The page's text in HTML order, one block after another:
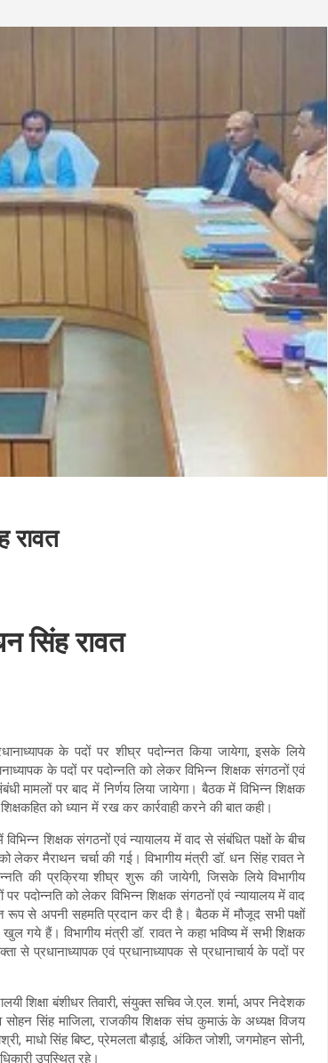
रावत
सिंह रावत
के पदों पर शीघ्र पदोन्नत किया जायेगा, इसके लिये
के पदों पर पदोन्नति को लेकर विभिन्न शिक्षक संगठनों एवं
मामलों पर बाद में निर्णय लिया जायेगा। बैठक में विभिन्न शिक्षक
को ध्यान में रख कर कार्रवाही करने की बात कही।
शिक्षक संगठनों एवं न्यायालय में वाद से संबंधित पक्षों के बीच
लेकर मैराथन चर्चा की गई। विभागीय मंत्री डॉ. धन सिंह रावत ने
की प्रक्रिया शीघ्र शुरू की जायेगी, जिसके लिये विभागीय
पदोन्नति को लेकर विभिन्न शिक्षक संगठनों एवं न्यायालय में वाद
रूप से अपनी सहमति प्रदान कर दी है। बैठक में मौजूद सभी पक्षों
गये हैं। विभागीय मंत्री डॉ. रावत ने कहा भविष्य में सभी शिक्षक
से प्रधानाध्यापक एवं प्रधानाध्यापक से प्रधानाचार्य के पदों पर
शिक्षा बंशीधर तिवारी, संयुक्त सचिव जे.एल. शर्मा, अपर निदेशक
सिंह माजिला, राजकीय शिक्षक संघ कुमाऊं के अध्यक्ष विजय
माधो सिंह बिष्ट, प्रेमलता बौड़ाई, अंकित जोशी, जगमोहन सोनी,
उपस्थित रहे।